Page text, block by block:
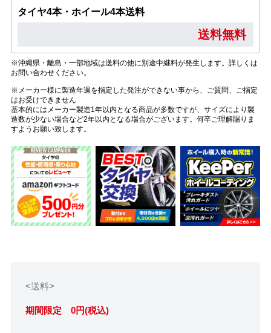
タイヤ4本・ホイール4本送料
送料無料
※沖縄県・離島・一部地域は送料の他に別途中継料が発生します。詳しくは
お問い合わせください。
※メーカー様に製造年週を指定した発注ができない事から、ご質問、ご指定
はお受けできません
基本的にはメーカー製造1年以内となる商品が多数ですが、サイズにより製
造数が少ない場合など2年以内となる場合がございます。何卒ご理解賜りま
すようお願い致します。
<送料>
期間限定 0円(税込)